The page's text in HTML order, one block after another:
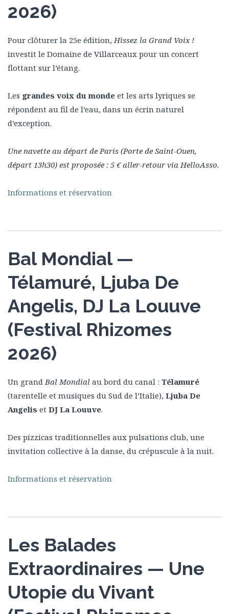
2026)
Pour clôturer la 25e édition,Hissez la Grand Voix !
investit le Domaine de Villarceaux pour un concert
flottant sur l’étang.
Les grandes voix du monde et les arts lyriques se
répondent au fil de l’eau, dans un écrin naturel
d’exception.
Une navette au départ de Paris (Porte de Saint-Ouen,
départ 13h30) est proposée : 5 € aller-retour via HelloAsso.
Informations et réservation
Bal Mondial —
Télamuré, Ljuba De
Angelis, DJ La Louuve
(Festival Rhizomes
2026)
Un grandBal Mondial au bord du canal : Télamuré
(tarentelle et musiques du Sud de l’Italie), Ljuba De
Angelis et DJ La Louuve.
Des pizzicas traditionnelles aux pulsations club, une
invitation collective à la danse, du crépuscule à la nuit.
Informations et réservation
Les Balades
Extraordinaires — Une
Utopie du Vivant